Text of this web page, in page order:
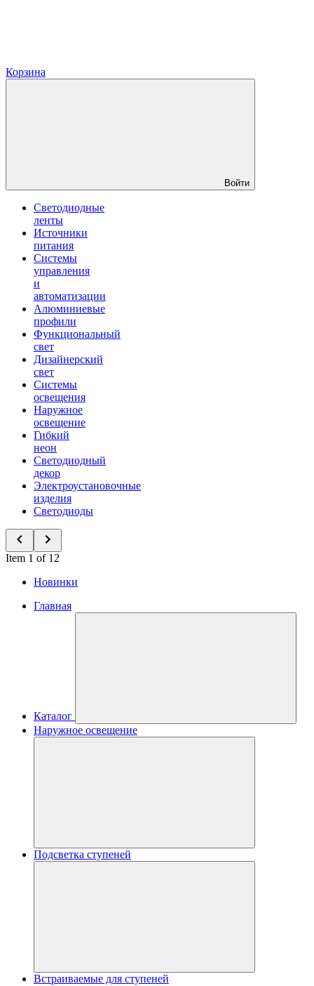
Корзина
Войти
Светодиодные
ленты
Источники
питания
Системы
управления
и
автоматизации
Алюминиевые
профили
Функциональный
свет
Дизайнерский
свет
Системы
освещения
Наружное
освещение
Гибкий
неон
Светодиодный
декор
Электроустановочные
изделия
Светодиоды
Item 1 of 12
Новинки
Главная
Каталог
Наружное освещение
Подсветка ступеней
Встраиваемые для ступеней